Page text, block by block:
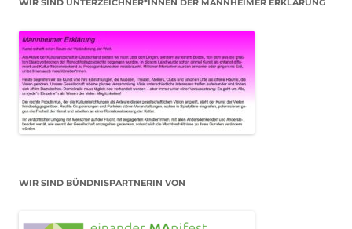
WIR SIND UNTERZEICHNER*INNEN DER MANNHEIMER ERKLÄRUNG
WIR SIND BÜNDNISPARTNERIN VON